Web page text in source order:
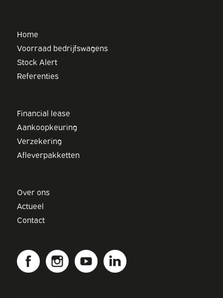
Home
Voorraad bedrijfswagens
Stock Alert
Referenties
Financial lease
Aankoopkeuring
Verzekering
Afleverpakketten
Over ons
Actueel
Contact